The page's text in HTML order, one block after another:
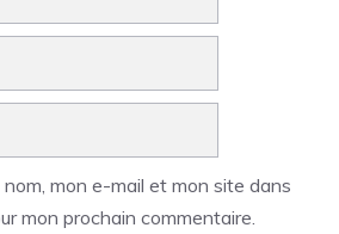
mon e-mail et mon site dans
mon prochain commentaire.